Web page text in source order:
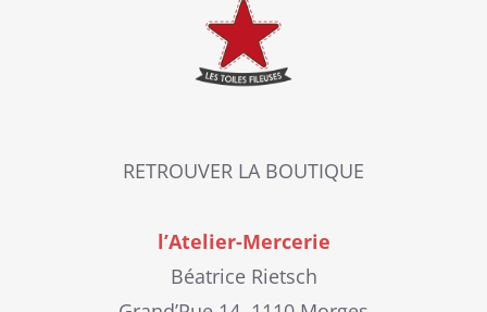
RETROUVER LA BOUTIQUE
l’Atelier-Mercerie
Béatrice Rietsch